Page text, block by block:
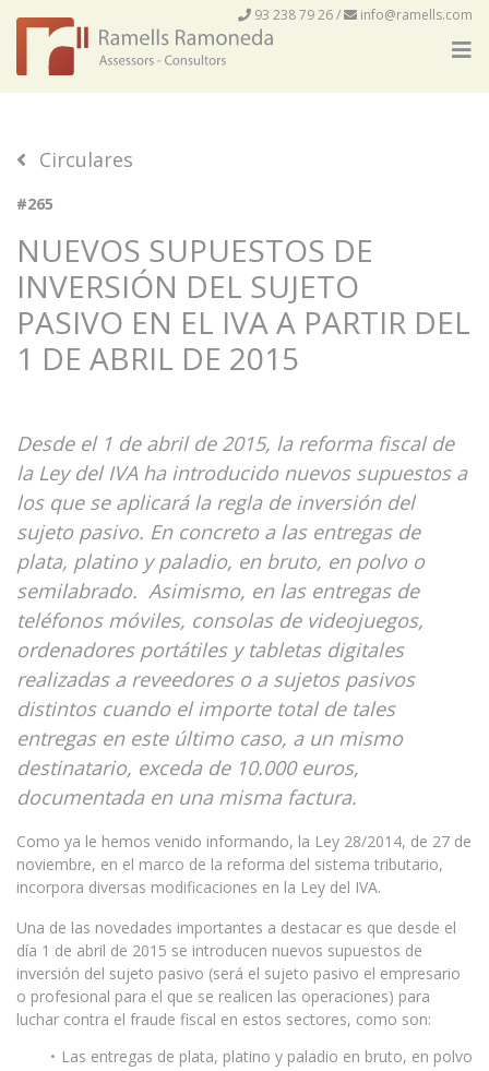
93 238 79 26/ info@ramells.com
Circulares
#265
NUEVOS SUPUESTOS DE
INVERSIÓN DEL SUJETO
PASIVO EN EL IVA A PARTIR DEL
1 DE ABRIL DE 2015
Desde el 1 de abril de 2015, la reforma fiscal de
la Ley del IVA ha introducido nuevos supuestos a
los que se aplicará la regla de inversión del
sujeto pasivo. En concreto a las entregas de
plata, platino y paladio, en bruto, en polvo o
semilabrado. Asimismo, en las entregas de
teléfonos móviles, consolas de videojuegos,
ordenadores portátiles y tabletas digitales
realizadas a reveedores o a sujetos pasivos
distintos cuando el importe total de tales
entregas en este último caso, a un mismo
destinatario, exceda de 10.000 euros,
documentada en una misma factura.
Como ya le hemos venido informando, la Ley 28/2014, de 27 de
noviembre, en el marco de la reforma del sistema tributario,
incorpora diversas modificaciones en la Ley del IVA.
Una de las novedades importantes a destacar es que desde el
día 1 de abril de 2015 se introducen nuevos supuestos de
inversión del sujeto pasivo (será el sujeto pasivo el empresario
o profesional para el que se realicen las operaciones) para
luchar contra el fraude fiscal en estos sectores, como son:
Las entregas de plata, platino y paladio en bruto, en polvo